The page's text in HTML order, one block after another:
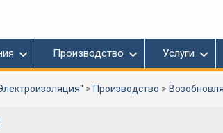
Производство Услуги
> Производство >